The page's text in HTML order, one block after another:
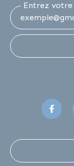
Entrez votre